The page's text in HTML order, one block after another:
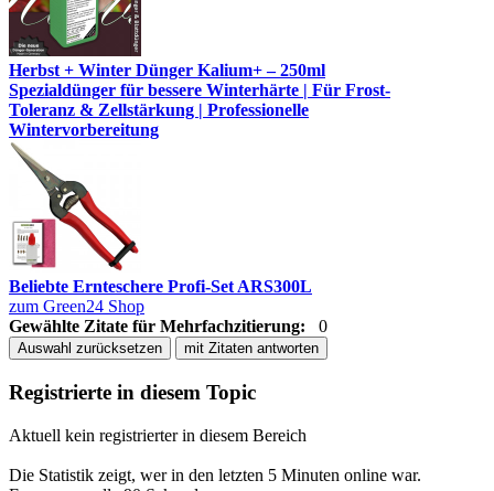
Herbst + Winter Dünger Kalium+ – 250ml
Spezialdünger für bessere Winterhärte | Für Frost-
Toleranz & Zellstärkung | Professionelle
Wintervorbereitung
Beliebte Ernteschere Profi-Set ARS300L
zum Green24 Shop
Gewählte Zitate für Mehrfachzitierung:
0
Auswahl zurücksetzen mit Zitaten antworten
Registrierte in diesem Topic
Aktuell kein registrierter in diesem Bereich
Die Statistik zeigt, wer in den letzten 5 Minuten online war.